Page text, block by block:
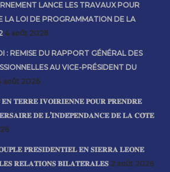
LANCE LES TRAVAUX POUR
LA LOI DE PROGRAMMATION DE LA
4 août 2026
: REMISE DU RAPPORT GÉNÉRAL DES
AU VICE-PRÉSIDENT DU
août 2026
𝐄𝐍 𝐓𝐄𝐑𝐑𝐄 𝐈𝐕𝐎𝐈𝐑𝐈𝐄𝐍𝐍𝐄 𝐏𝐎𝐔𝐑 𝐏𝐑𝐄𝐍𝐃𝐑𝐄
𝐃𝐄 𝐋’𝐈𝐍𝐃𝐄́𝐏𝐄𝐍𝐃𝐀𝐍𝐂𝐄 𝐃𝐄 𝐋𝐀 𝐂𝐎̂𝐓𝐄
𝐏𝐑𝐄́𝐒𝐈𝐃𝐄𝐍𝐓𝐈𝐄𝐋 𝐄𝐍 𝐒𝐈𝐄𝐑𝐑𝐀 𝐋𝐄𝐎𝐍𝐄
𝐑𝐄𝐋𝐀𝐓𝐈𝐎𝐍𝐒 𝐁𝐈𝐋𝐀𝐓𝐄́𝐑𝐀𝐋𝐄𝐒 2 août 2026